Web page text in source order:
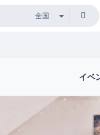
イベ